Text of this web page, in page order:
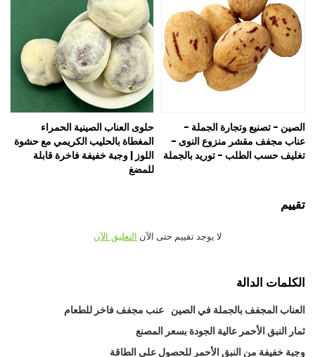
الصين - تصنيع وتجارة الجملة -
عناب مجفف مقشر منزوع النوى -
تغليف حسب الطلب - توريد بالجملة
حلوى العناب الصينية الحمراء
المغطاة بالحليب الكريمي مع حشوة
اللوز | وجبة خفيفة فاخرة قابلة
للمضغ
تقييم
لا يوجد تقييم حتى الآن التعليق الآن
الكلمات الدالة
العناب المجفف بالجملة في الصين عنب مجفف فاخر للطعام
ثمار النبق الأحمر عالية الجودة بسعر المصنع
وجبة خفيفة من النبق الأحمر للحصول على الطاقة